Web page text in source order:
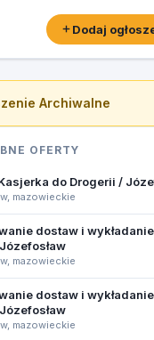
Dodaj
Archiwalne
OFERTY
do Drogerii /
mazowieckie
dostaw i
mazowieckie
dostaw i
mazowieckie